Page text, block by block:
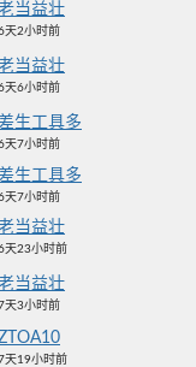
当益壮
天2小时前
当益壮
天6小时前
生工具多
天7小时前
生工具多
天7小时前
当益壮
天23小时前
当益壮
天3小时前
天19小时前